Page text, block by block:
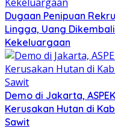
Dugaan Penipuan
Lingga, Uang
Kekeluargaan
Demo di Jakarta,
Kerusakan Hutan di
Sawit